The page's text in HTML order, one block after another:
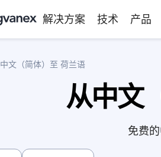
解决方案 技术 产品
中文（简体）至 荷兰语
从中文
免费